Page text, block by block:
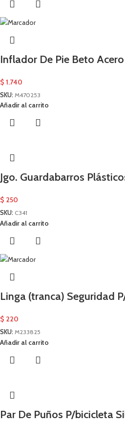
Inflador De Pie Beto
$ 1.740
SKU: M470253
Añadir al carrito
Jgo. Guardabarros
$ 250
SKU: C341
Añadir al carrito
Linga (tranca) Seguridad
$ 220
SKU: M233825
Añadir al carrito
Par De Puños P/bicicleta